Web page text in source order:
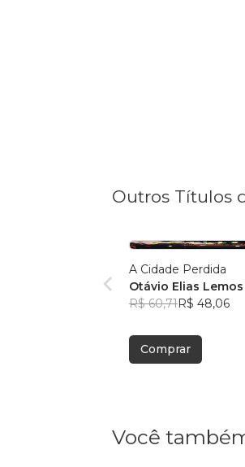
Outros Títulos
A Cidade Perdida
Otávio Elias Lemos
R$ 60,71R$ 48,06
Comprar
Você